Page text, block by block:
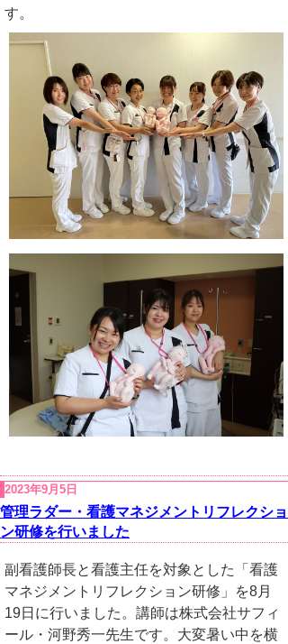
す。
2023年9月5日
管理ラダー・看護マネジメントリフレクショ
ン研修を行いました
副看護師長と看護主任を対象とした「看護
マネジメントリフレクション研修」を8月
19日に行いました。講師は株式会社サフィ
ール・河野秀一先生です。大変暑い中を横